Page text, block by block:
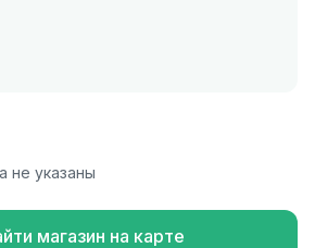
не указаны
магазин на карте